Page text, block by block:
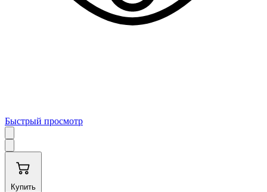
Быстрый просмотр
Купить